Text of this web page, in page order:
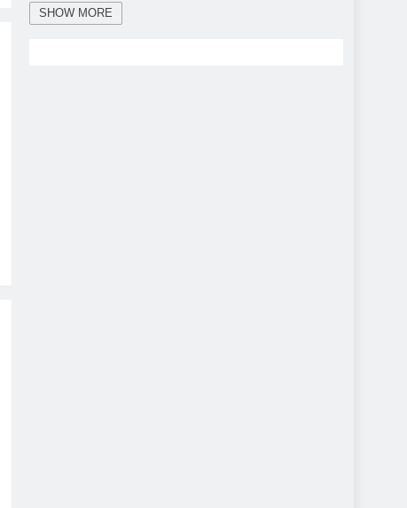
KABID HUMAS POLDA SULUT
SHOW MORE